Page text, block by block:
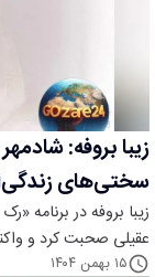
زیبا بروفه:
سختی‌های
زیبا بروفه در برنامه
عقیلی صحبت کرد و
۱۵ بهمن ۱۴۰۴